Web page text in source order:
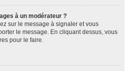
à un modérateur ?
sur le message à signaler et vous
le message. En cliquant dessus, vous
pour le faire.